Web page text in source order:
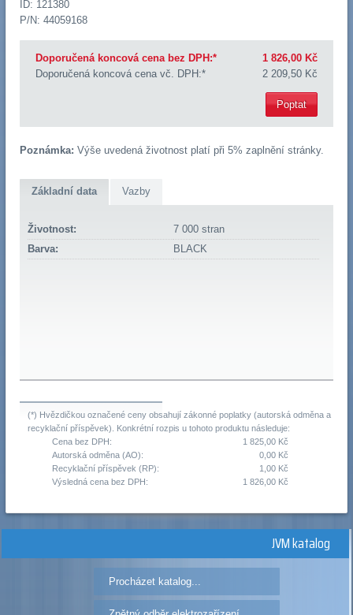
ID: 121380
P/N: 44059168
Doporučená koncová cena bez DPH:*
1 826,00 Kč
Doporučená koncová cena vč. DPH:*
2 209,50 Kč
Poptat
Poznámka: Výše uvedená životnost platí při 5% zaplnění stránky.
Základní data Vazby
Životnost:
7 000 stran
Barva:
BLACK
(*) Hvězdičkou označené ceny obsahují zákonné poplatky (autorská odměna a
recyklační příspěvek). Konkrétní rozpis u tohoto produktu následuje:
Cena bez DPH:
1 825,00 Kč
Autorská odměna (AO):
0,00 Kč
Recyklační příspěvek (RP):
1,00 Kč
Výsledná cena bez DPH:
1 826,00 Kč
JVM katalog
Procházet katalog...